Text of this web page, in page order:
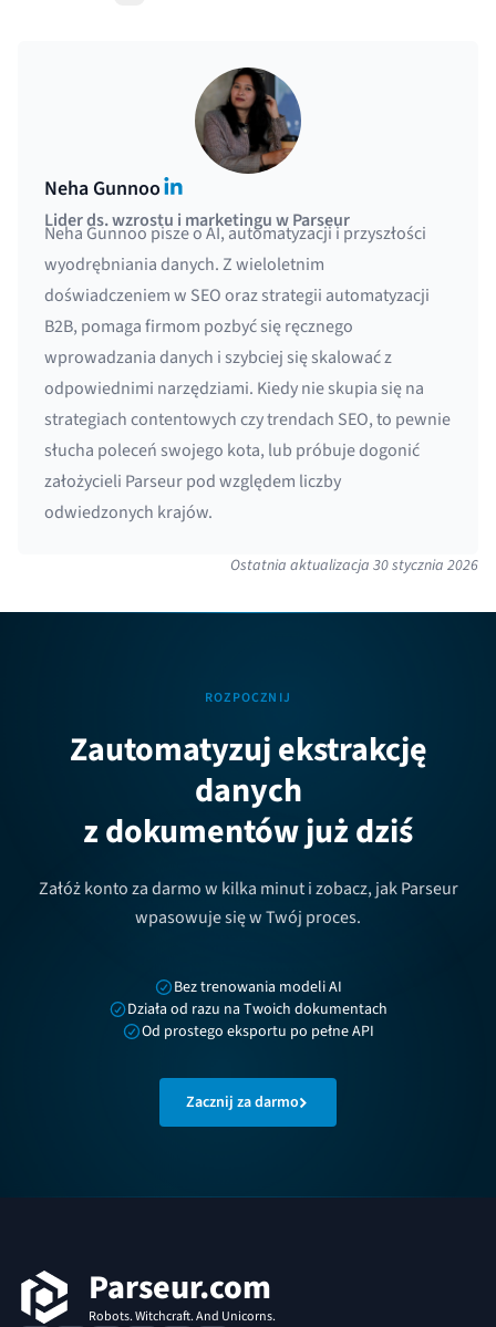
Neha GunnooLinkedIn
Lider ds. wzrostu i marketingu w Parseur
Neha Gunnoo pisze o AI, automatyzacji i przyszłości
wyodrębniania danych. Z wieloletnim
doświadczeniem w SEO oraz strategii automatyzacji
B2B, pomaga firmom pozbyć się ręcznego
wprowadzania danych i szybciej się skalować z
odpowiednimi narzędziami. Kiedy nie skupia się na
strategiach contentowych czy trendach SEO, to pewnie
słucha poleceń swojego kota, lub próbuje dogonić
założycieli Parseur pod względem liczby
odwiedzonych krajów.
Ostatnia aktualizacja 30 stycznia 2026
ROZPOCZNIJ
Zautomatyzuj ekstrakcję
danych
z dokumentów już dziś
Załóż konto za darmo w kilka minut i zobacz, jak Parseur
wpasowuje się w Twój proces.
Bez trenowania modeli AI
Działa od razu na Twoich dokumentach
Od prostego eksportu po pełne API
Zacznij za darmo
Parseur.com
Robots. Witchcraft. And Unicorns.